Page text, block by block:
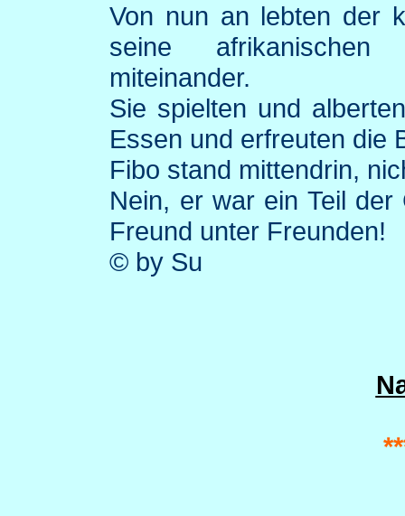
Von nun an lebten der
seine
miteinander.
Sie spielten und
Essen und erfreuten die
Fibo stand mittendrin,
Nein, er war ein Teil der
Freund unter Freunden!
© by Su